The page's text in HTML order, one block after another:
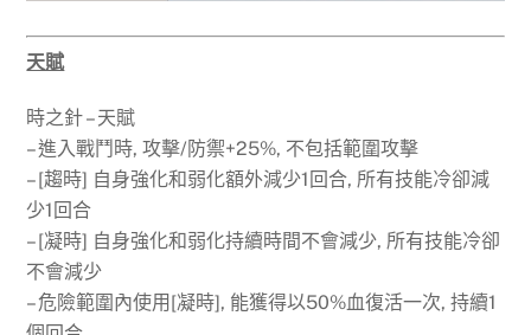
天賦
時之針 – 天賦
– 進入戰鬥時, 攻擊/防禦+25%, 不包括範圍攻擊
– [趨時] 自身強化和弱化額外減少1回合, 所有技能冷卻減
少1回合
– [凝時] 自身強化和弱化持續時間不會減少, 所有技能冷卻
不會減少
– 危險範圍內使用[凝時], 能獲得以50%血復活一次, 持續1